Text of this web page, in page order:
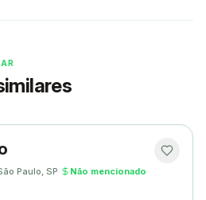
Paulo, SP· Não mencionado·